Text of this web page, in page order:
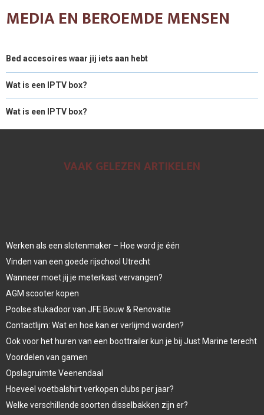
MEDIA EN BEROEMDE MENSEN
Bed accesoires waar jij iets aan hebt
Wat is een IPTV box?
Wat is een IPTV box?
VAAK GELEZEN ARTIKELEN
Werken als een slotenmaker – Hoe word je één
Vinden van een goede rijschool Utrecht
Wanneer moet jij je meterkast vervangen?
AGM scooter kopen
Poolse stukadoor van JFE Bouw & Renovatie
Contactlijm: Wat en hoe kan er verlijmd worden?
Ook voor het huren van een boottrailer kun je bij Just Marine terecht
Voordelen van gamen
Opslagruimte Veenendaal
Hoeveel voetbalshirt verkopen clubs per jaar?
Welke verschillende soorten disselbakken zijn er?